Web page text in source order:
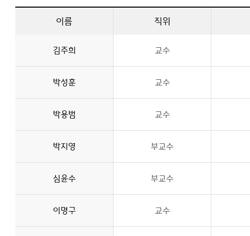
이름 직위
김주희 교수
박성훈 교수
박용범 교수
박지영 부교수
심윤수 부교수
이명구 교수